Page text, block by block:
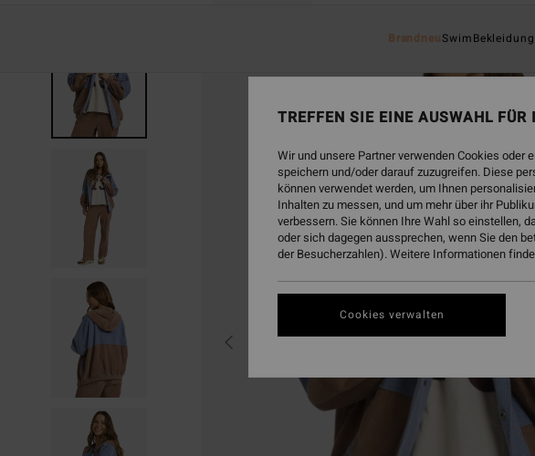
BrandneuSwimBekleidung
TREFFEN SIE EINE AUSWAHL FÜR
Wir und unsere Partner verwenden Cookies
speichern und/oder darauf zuzugreifen. Diese
können verwendet werden, um Ihnen
Inhalten zu messen, und um mehr über ihr
verbessern. Sie können Ihre Wahl so einstellen,
oder sich dagegen aussprechen, wenn Sie den
der Besucherzahlen). Weitere Informationen
Cookies verwalten